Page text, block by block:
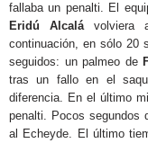
fallaba un penalti. El
Eridú Alcalávolviera
continuación, en sólo 20
seguidos: un palmeo de
tras un fallo en el
diferencia. En el último
penalti. Pocos segundos
al Echeyde. El último